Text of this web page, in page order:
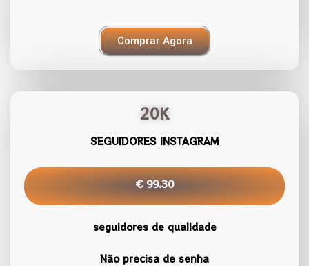
Comprar Agora
20K
SEGUIDORES INSTAGRAM
€ 99.30
seguidores de qualidade
Não precisa de senha